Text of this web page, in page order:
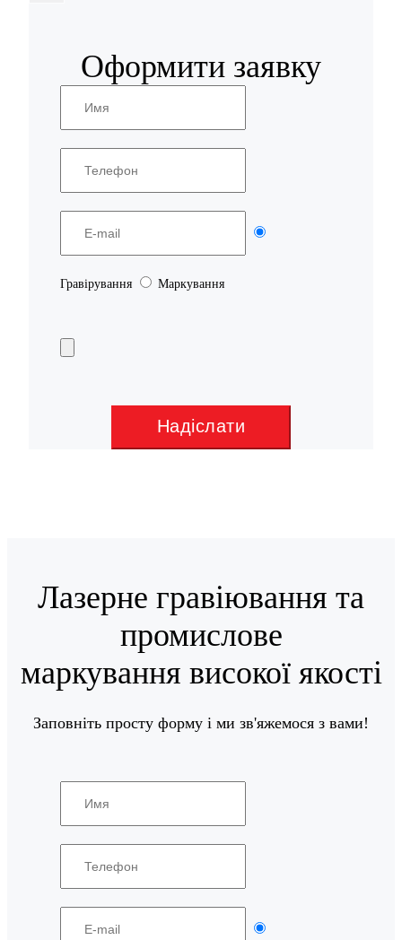
Оформити заявку
Гравірування Маркування
Надіслати
Лазерне гравіювання та
промислове
маркування високої якості
Заповніть просту форму і ми зв'яжемося з вами!